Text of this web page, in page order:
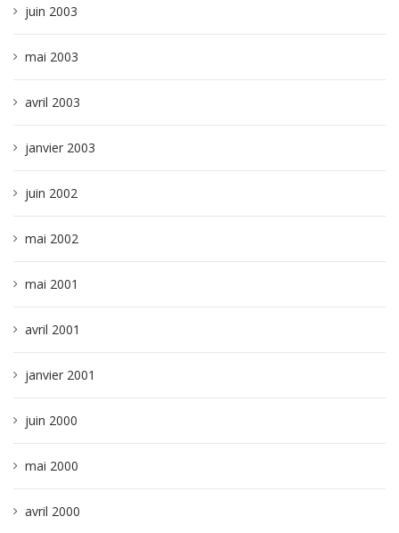
juin 2003
mai 2003
avril 2003
janvier 2003
juin 2002
mai 2002
mai 2001
avril 2001
janvier 2001
juin 2000
mai 2000
avril 2000